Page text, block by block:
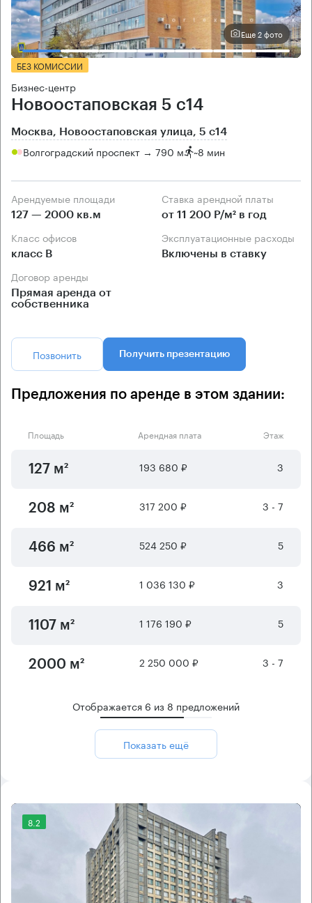
Еще 2 фото
БЕЗ КОМИССИИ
Бизнес-центр
Новоостаповская 5 с14
Москва, Новоостаповская улица, 5 с14
Волгоградский проспект → 790 м ~8 мин
Арендуемые площади
127 — 2000 кв.м
Ставка арендной платы
от 11 200 Р/м² в год
Класс офисов
класс B
Эксплуатационные расходы
Включены в ставку
Договор аренды
Прямая аренда от
собственника
Позвонить Получить презентацию
Предложения по аренде в этом здании:
Площадь Арендная плата Этаж
127 м² 193 680 ₽ 3
208 м² 317 200 ₽ 3 - 7
466 м² 524 250 ₽ 5
921 м² 1 036 130 ₽ 3
1107 м² 1 176 190 ₽ 5
2000 м² 2 250 000 ₽ 3 - 7
Отображается 6 из 8 предложений
Показать ещё
8.2